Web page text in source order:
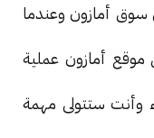
سوق أمازون وعندما
أمازون عملية
وأنت ستتولى مهمة